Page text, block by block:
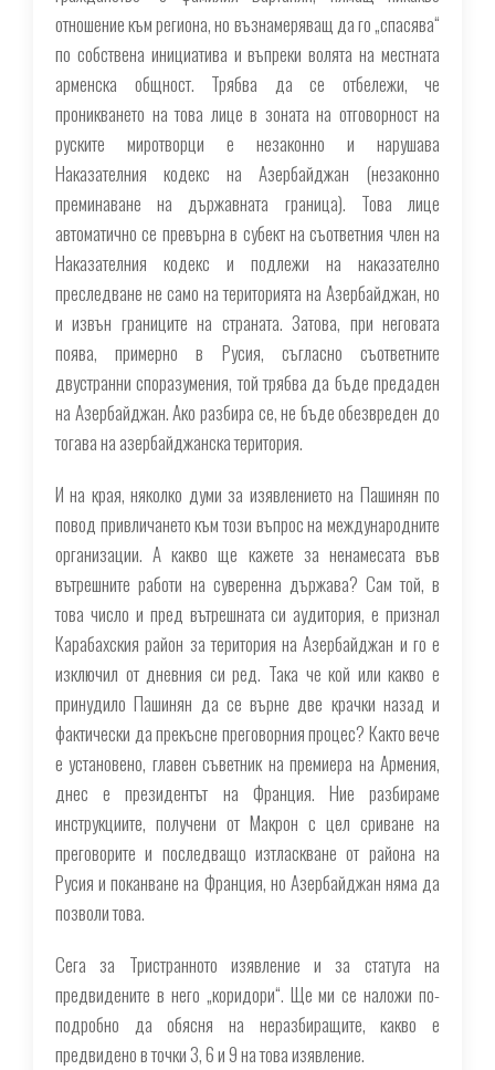
отношение към региона, но възнамеряващ да го „спасява“
по собствена инициатива и въпреки волята на местната
арменска общност. Трябва да се отбележи, че
проникването на това лице в зоната на отговорност на
руските миротворци е незаконно и нарушава
Наказателния кодекс на Азербайджан (незаконно
преминаване на държавната граница). Това лице
автоматично се превърна в субект на съответния член на
Наказателния кодекс и подлежи на наказателно
преследване не само на територията на Азербайджан, но
и извън границите на страната. Затова, при неговата
поява, примерно в Русия, съгласно съответните
двустранни споразумения, той трябва да бъде предаден
на Азербайджан. Ако разбира се, не бъде обезвреден до
тогава на азербайджанска територия.
И на края, няколко думи за изявлението на Пашинян по
повод привличането към този въпрос на международните
организации. А какво ще кажете за ненамесата във
вътрешните работи на суверенна държава? Сам той, в
това число и пред вътрешната си аудитория, е признал
Карабахския район за територия на Азербайджан и го е
изключил от дневния си ред. Така че кой или какво е
принудило Пашинян да се върне две крачки назад и
фактически да прекъсне преговорния процес? Както вече
е установено, главен съветник на премиера на Армения,
днес е президентът на Франция. Ние разбираме
инструкциите, получени от Макрон с цел сриване на
преговорите и последващо изтласкване от района на
Русия и поканване на Франция, но Азербайджан няма да
позволи това.
Сега за Тристранното изявление и за статута на
предвидените в него „коридори“. Ще ми се наложи по-
подробно да обясня на неразбиращите, какво е
предвидено в точки 3, 6 и 9 на това изявление.